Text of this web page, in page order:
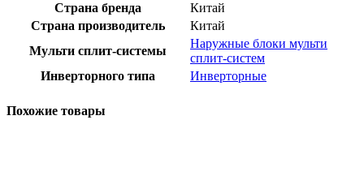
Страна бренда
Китай
Страна производитель
Китай
Мульти сплит-системы
Наружные блоки мульти
сплит-систем
Инверторного типа
Инверторные
Похожие товары